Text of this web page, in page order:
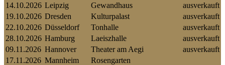
14.10.2026 Leipzig Gewandhaus
ausverkauft
19.10.2026 Dresden Kulturpalast
ausverkauft
22.10.2026 Düsseldorf Tonhalle
ausverkauft
28.10.2026 Hamburg Laeiszhalle
ausverkauft
09.11.2026 Hannover Theater am Aegi
ausverkauft
17.11.2026 Mannheim
Rosengarten